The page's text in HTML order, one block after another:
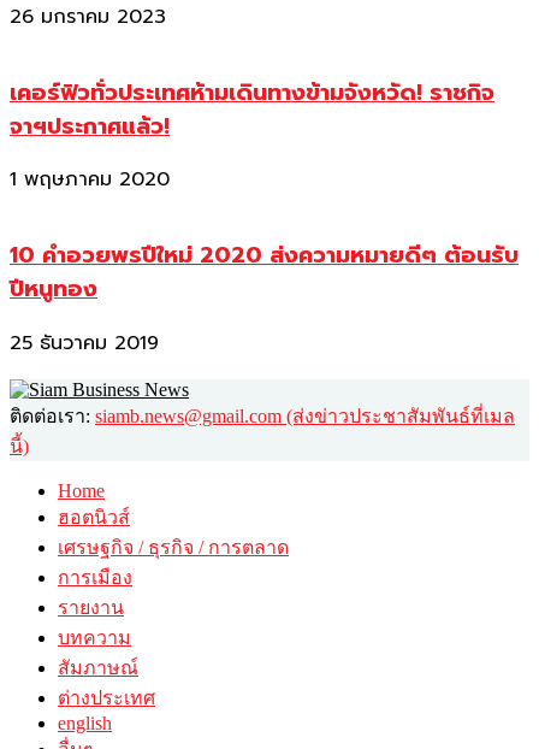
26 มกราคม 2023
เคอร์ฟิวทั่วประเทศห้ามเดินทางข้ามจังหวัด! ราชกิจ
จาฯประกาศแล้ว!
1 พฤษภาคม 2020
10 คำอวยพรปีใหม่ 2020 ส่งความหมายดีๆ ต้อนรับ
ปีหนูทอง
25 ธันวาคม 2019
ติดต่อเรา: siamb.news@gmail.com (ส่งข่าวประชาสัมพันธ์ที่เมล
นี้)
Home
ฮอตนิวส์
เศรษฐกิจ / ธุรกิจ / การตลาด
การเมือง
รายงาน
บทความ
สัมภาษณ์
ต่างประเทศ
english